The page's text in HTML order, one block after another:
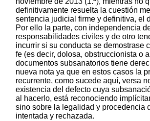
definitivamente resuelta la cuestión
sentencia judicial firme y definitiva, el
Por ello la parte, con independencia
responsabilidades civiles y de otro
incurrir si su conducta se demostrase
fe (es decir, dolosa, obstruccionista o
documentos subsanatorios tiene
nueva nota ya que en estos casos la
recurrente, como sucede aquí, versa
existencia del defecto cuya
al hacerlo, está reconociendo
sino sobre la legalidad y procedencia
intentada y rechazada.